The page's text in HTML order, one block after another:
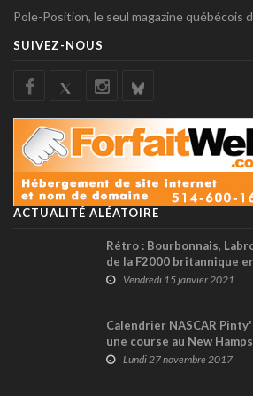
Pole-Position, le seul magazine québécois
SUIVEZ-NOUS
ACTUALITÉ ALÉATOIRE
Rétro : Bourbonnais,
de la F2000 britannique
Vendredi 15 janvier 2021
Calendrier NASCAR
une course au New
Lundi 27 novembre 2017